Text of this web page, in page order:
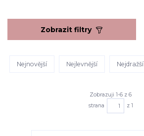
Zobrazit filtry
Nejnovější Nejlevnější Nejdražší
Zobrazuji 1-6 z 6
strana
z 1